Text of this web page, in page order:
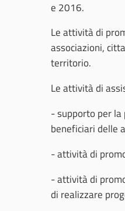
e 2016.
Le attività di
associazioni,
territorio.
Le attività di
- supporto per
beneficiari delle
- attività di
- attività di
di realizzare